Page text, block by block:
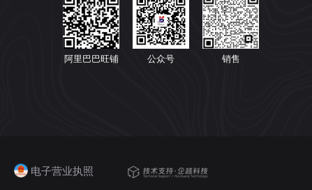
阿里巴巴旺铺 公众号 销售
电子营业执照